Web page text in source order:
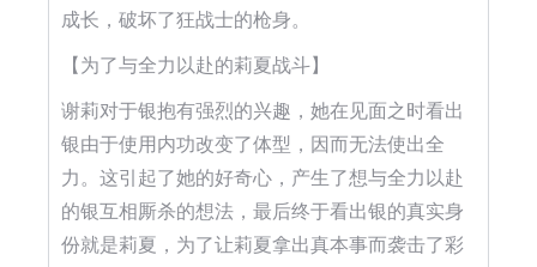
成长，破坏了狂战士的枪身。
【为了与全力以赴的莉夏战斗】
谢莉对于银抱有强烈的兴趣，她在见面之时看出
银由于使用内功改变了体型，因而无法使出全
力。这引起了她的好奇心，产生了想与全力以赴
的银互相厮杀的想法，最后终于看出银的真实身
份就是莉夏，为了让莉夏拿出真本事而袭击了彩